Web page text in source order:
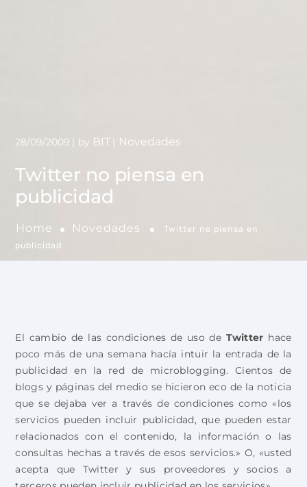
Twitter no piensa en
publicidad
Home Novedades
Twitter no piensa en
publicidad
28/09/2009 by BIT Novedades
El cambio de las condiciones de uso de Twitter hace
poco más de una semana hacía intuir la entrada de la
publicidad en la red de microblogging. Cientos de
blogs y páginas del medio se hicieron eco de la noticia
que se dejaba ver a través de condiciones como «los
servicios pueden incluir publicidad, que pueden estar
relacionados con el contenido, la información o las
consultas hechas a través de esos servicios.» O, «usted
acepta que Twitter y sus proveedores y socios a